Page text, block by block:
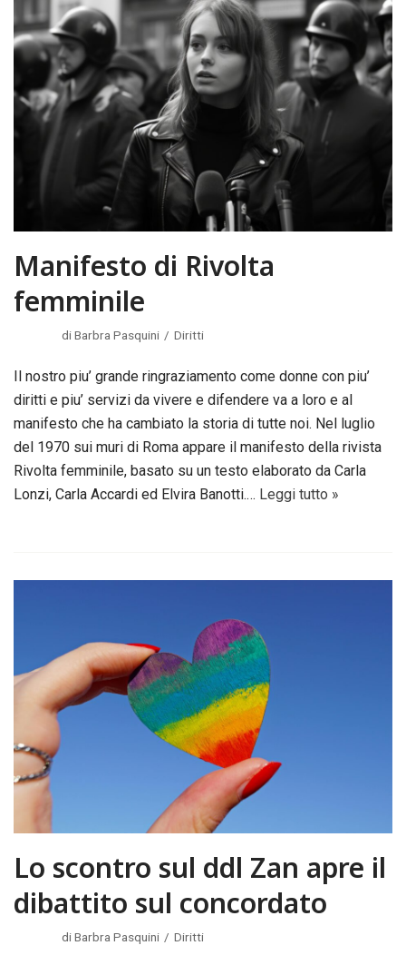
Manifesto di Rivolta
femminile
diBarbra Pasquini Diritti
Il nostro piu’ grande ringraziamento come donne con piu’
diritti e piu’ servizi da vivere e difendere va a loro e al
manifesto che ha cambiato la storia di tutte noi. Nel luglio
del 1970 sui muri di Roma appare il manifesto della rivista
Rivolta femminile, basato su un testo elaborato da Carla
Lonzi, Carla Accardi ed Elvira Banotti.… Leggi tutto »
Lo scontro sul ddl Zan apre il
dibattito sul concordato
diBarbra Pasquini Diritti